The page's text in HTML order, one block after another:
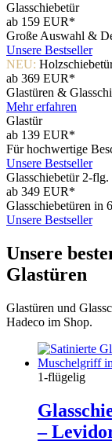
Glasschiebetür
ab 159 EUR*
Große Auswahl &
Unsere Bestseller
NEU:
ab 369 EUR*
Glastüren &
Mehr erfahren
Glastür
ab 139 EUR*
Für hochwertige
Unsere Bestseller
Glasschiebetür 2-flg.
ab 349 EUR*
Glasschiebetüren in
Unsere Bestseller
Unsere
Glastüren
Glastüren und
Hadeco im Shop.
1-flügelig
–